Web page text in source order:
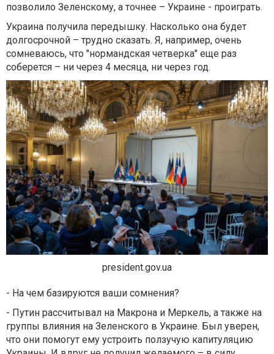
позволило Зеленскому, а точнее – Украине - проиграть.
Украина получила передышку. Насколько она будет
долгосрочной – трудно сказать. Я, например, очень
сомневаюсь, что "нормандская четверка" еще раз
соберется – ни через 4 месяца, ни через год.
president.gov.ua
- На чем базируются ваши сомнения?
- Путин рассчитывал на Макрона и Меркель, а также на
группы влияния на Зеленского в Украине. Был уверен,
что они помогут ему устроить ползучую капитуляцию